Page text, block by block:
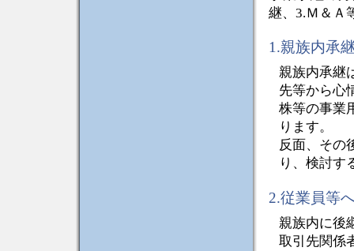
継、3.Ｍ＆Ａ
1.親族内承
親族内承継
先等から心
株等の事業
ります。
反面、その
り、検討す
2.従業員等
親族内に後
取引先関係